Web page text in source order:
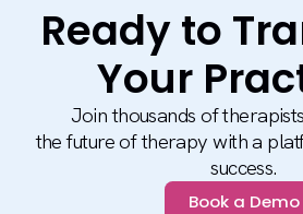
Ready to
Your
Join thousands of
the future of therapy with a
success.
Book a Demo